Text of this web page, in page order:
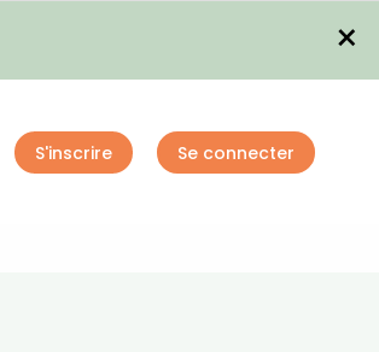
×
S'inscrire Se connecter